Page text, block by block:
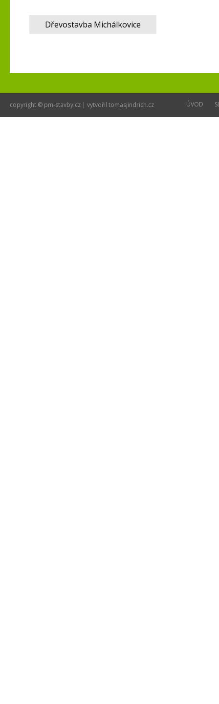
Dřevostavba Michálkovice
copyright © pm-stavby.cz | vytvořil tomasjindrich.cz ÚVOD